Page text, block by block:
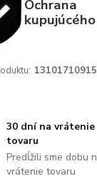
Ochrana
kupujúcého
13101710915
30 dní na vrátenie
tovaru
Predĺžili sme dobu
vrátenie tovaru